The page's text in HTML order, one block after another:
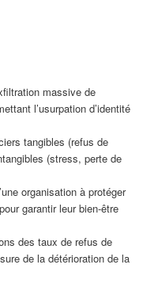
massive de
l’usurpation d’identité
tangibles (refus de
(stress, perte de
organisation à protéger
garantir leur bien-être
des taux de refus de
de la détérioration de la